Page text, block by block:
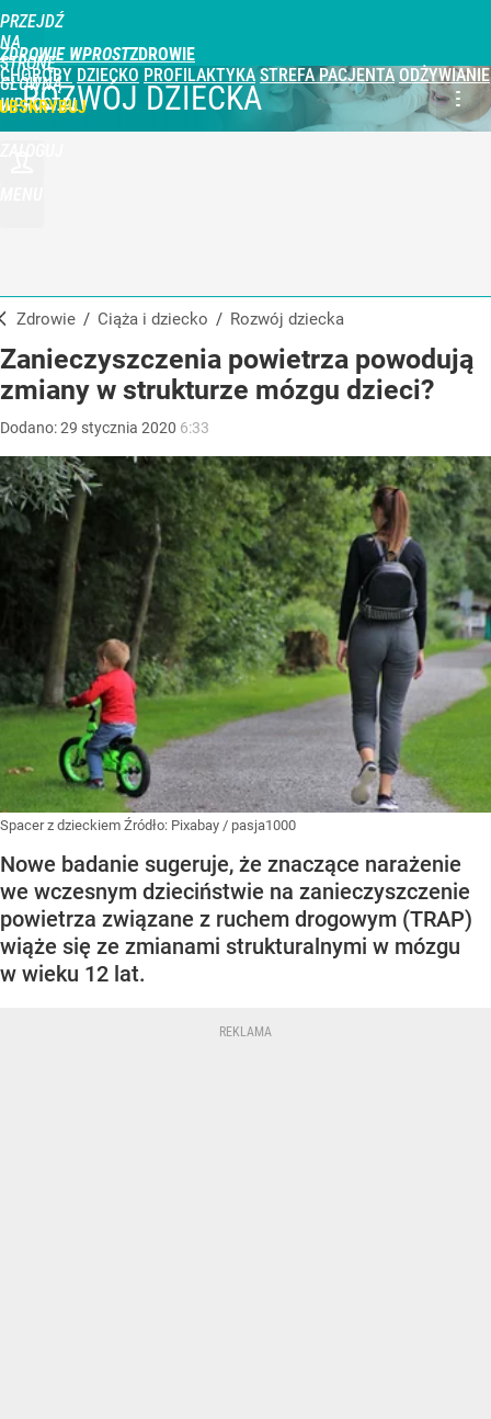
PRZEJDŹ
NA
STRONĘ
GŁÓWNĄ
WPROST.PL
ZDROWIE WPROST
CHOROBY DZIECKO PROFILAKTYKA STREFA PACJENTA ODŻYWIANIE
ROZWÓJ DZIECKA
Zdrowie / Ciąża i dziecko / Rozwój dziecka
Zanieczyszczenia powietrza powodują
zmiany w strukturze mózgu dzieci?
Dodano:29 stycznia 2020 6:33
Spacer z dzieckiem Źródło: Pixabay / pasja1000
Nowe badanie sugeruje, że znaczące narażenie
we wczesnym dzieciństwie na zanieczyszczenie
powietrza związane z ruchem drogowym (TRAP)
wiąże się ze zmianami strukturalnymi w mózgu
w wieku 12 lat.